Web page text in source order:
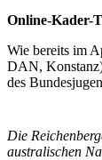
Online-Kader-
Wie bereits im
DAN,
des
Die
australischen